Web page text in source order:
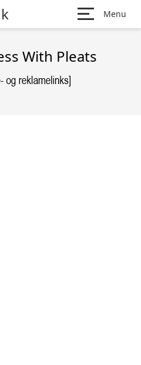
Menu
With Pleats